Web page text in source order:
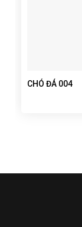
CHÓ ĐÁ 004